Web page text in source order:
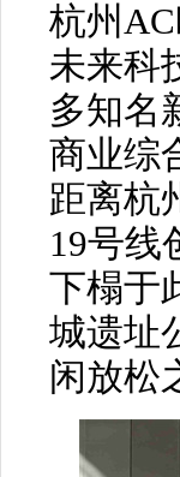
杭州
未来科
多知名
商业综
距离杭
19号线
下榻于
城遗址
闲放松